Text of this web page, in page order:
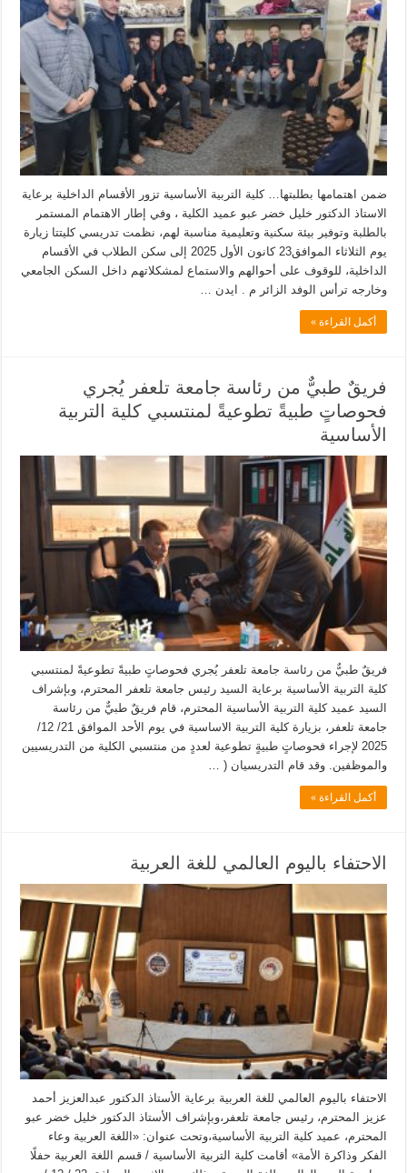
ضمن اهتمامها بطلبتها… كلية التربية الأساسية تزور الأقسام الداخلية برعاية
الاستاذ الدكتور خليل خضر عبو عميد الكلية ، وفي إطار الاهتمام المستمر
بالطلبة وتوفير بيئة سكنية وتعليمية مناسبة لهم، نظمت تدريسي كليتتا زيارة
يوم الثلاثاء الموافق23 كانون الأول 2025 إلى سكن الطلاب في الأقسام
الداخلية، للوقوف على أحوالهم والاستماع لمشكلاتهم داخل السكن الجامعي
وخارجه ترأس الوفد الزائر م . ايدن …
أكمل القراءة »
فريقٌ طبيٌّ من رئاسة جامعة تلعفر يُجري
فحوصاتٍ طبيةً تطوعيةً لمنتسبي كلية التربية
الأساسية
فريقٌ طبيٌّ من رئاسة جامعة تلعفر يُجري فحوصاتٍ طبيةً تطوعيةً لمنتسبي
كلية التربية الأساسية برعاية السيد رئيس جامعة تلعفر المحترم، وبإشراف
السيد عميد كلية التربية الأساسية المحترم، قام فريقٌ طبيٌّ من رئاسة
جامعة تلعفر، بزيارة كلية التربية الاساسية في يوم الأحد الموافق 21/ 12/
2025 لإجراء فحوصاتٍ طبيةٍ تطوعية لعددٍ من منتسبي الكلية من التدريسيين
والموظفين. وقد قام التدريسيان ( …
أكمل القراءة »
الاحتفاء باليوم العالمي للغة العربية
الاحتفاء باليوم العالمي للغة العربية برعاية الأستاذ الدكتور عبدالعزيز أحمد
عزيز المحترم، رئيس جامعة تلعفر،وبإشراف الأستاذ الدكتور خليل خضر عبو
المحترم، عميد كلية التربية الأساسية،وتحت عنوان: «اللغة العربية وعاء
الفكر وذاكرة الأمة» أقامت كلية التربية الأساسية / قسم اللغة العربية حفلًا